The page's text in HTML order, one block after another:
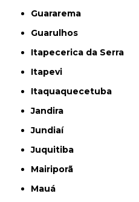
Guararema
Guarulhos
Itapecerica da Serra
Itapevi
Itaquaquecetuba
Jandira
Jundiaí
Juquitiba
Mairiporã
Mauá